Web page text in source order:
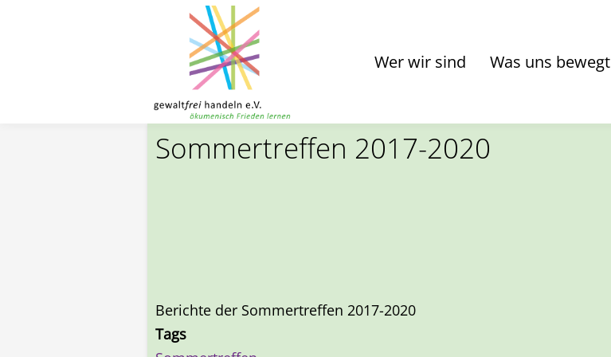
Wer wir sind Was uns bewegt
Sommertreffen 2017-2020
Berichte der Sommertreffen 2017-2020
Tags